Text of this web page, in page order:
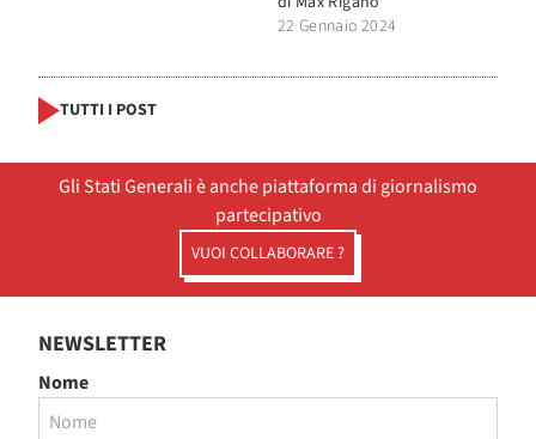
22 Gennaio 2024
TUTTI I POST
Gli Stati Generali è anche piattaforma di giornalismo
partecipativo
VUOI COLLABORARE ?
NEWSLETTER
Nome